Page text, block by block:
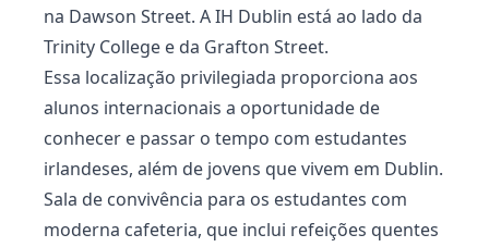
na Dawson Street. A IH Dublin está ao lado da
Trinity College e da Grafton Street.
Essa localização privilegiada proporciona aos
alunos internacionais a oportunidade de
conhecer e passar o tempo com estudantes
irlandeses, além de jovens que vivem em Dublin.
Sala de convivência para os estudantes com
moderna cafeteria, que inclui refeições quentes